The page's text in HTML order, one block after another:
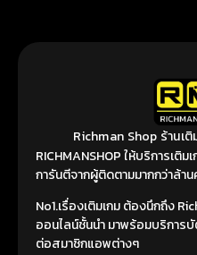
Richman Shop ร้านเติ
RICHMANSHOP ให้บริการเติ
การันตีจากผู้ติดตามมากกว่าล้า
No1.เรื่องเติมเกม ต้องนึกถึง
ออนไลน์ชั้นนำ มาพร้อมบริการ
ต่อสมาชิกแอพต่างๆ